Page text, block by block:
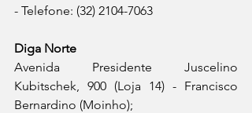
- Telefone: (32) 2104-7063
Diga Norte
Avenida Presidente Juscelino
Kubitschek, 900 (Loja 14) - Francisco
Bernardino (Moinho);